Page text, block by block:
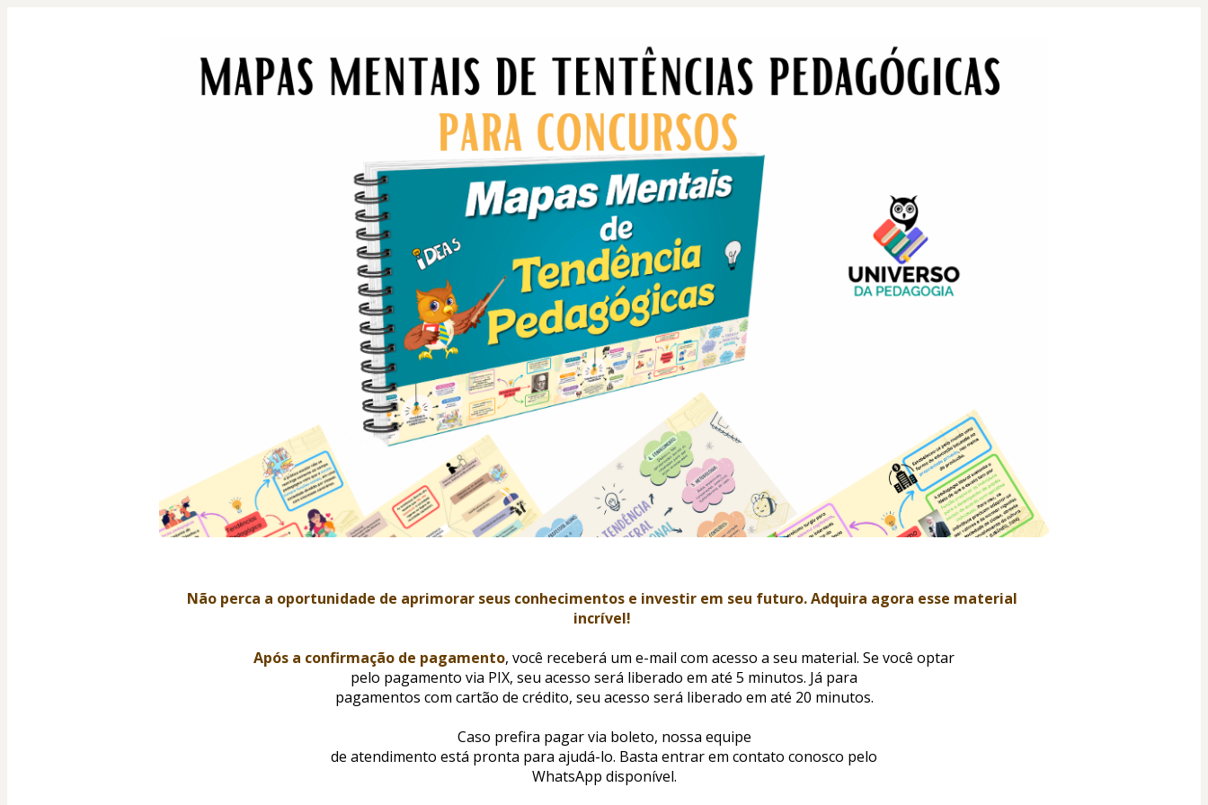
Não perca a oportunidade de aprimorar seus conhecimentos e investir em seu futuro. Adquira agora esse material
incrível!
Após a confirmação de pagamento, você receberá um e-mail com acesso a seu material. Se você optar
pelo pagamento via PIX, seu acesso será liberado em até 5 minutos. Já para
pagamentos com cartão de crédito, seu acesso será liberado em até 20 minutos.
Caso prefira pagar via boleto, nossa equipe
de atendimento está pronta para ajudá-lo. Basta entrar em contato conosco pelo
WhatsApp disponível.